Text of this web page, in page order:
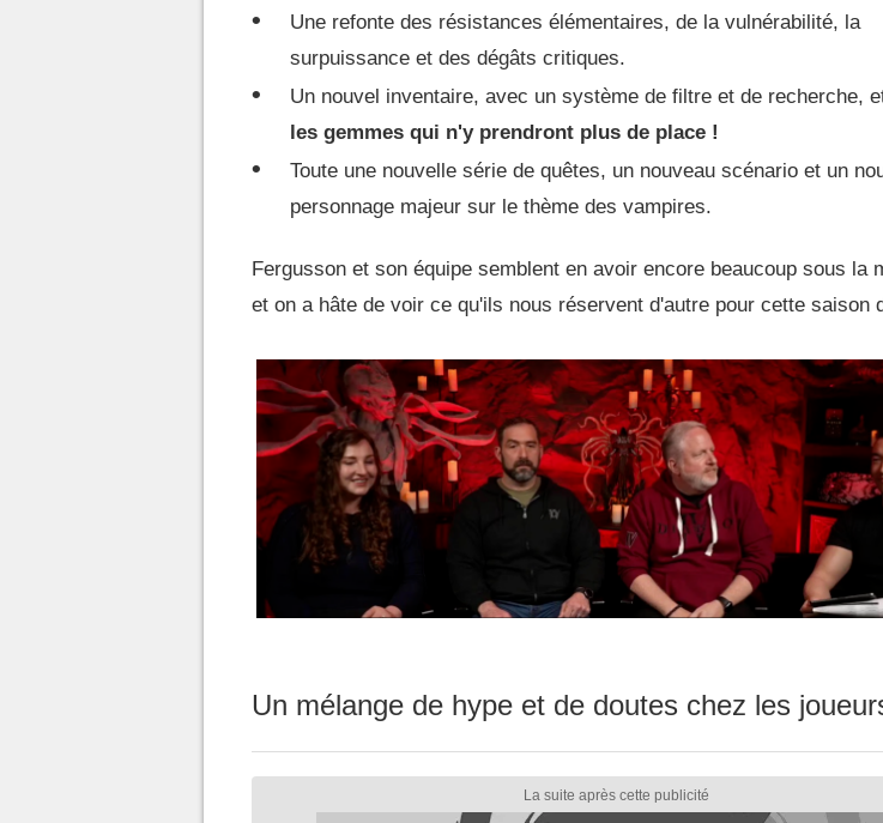
Une refonte des résistances élémentaires, de la vulnérabilité, la
surpuissance et des dégâts critiques.
Un nouvel inventaire, avec un système de filtre et de recherche,
les gemmes qui n'y prendront plus de place !
Toute une nouvelle série de quêtes, un nouveau scénario et un
personnage majeur sur le thème des vampires.
Fergusson et son équipe semblent en avoir encore beaucoup sous la
et on a hâte de voir ce qu'ils nous réservent d'autre pour cette saison
Un mélange de hype et de doutes chez les